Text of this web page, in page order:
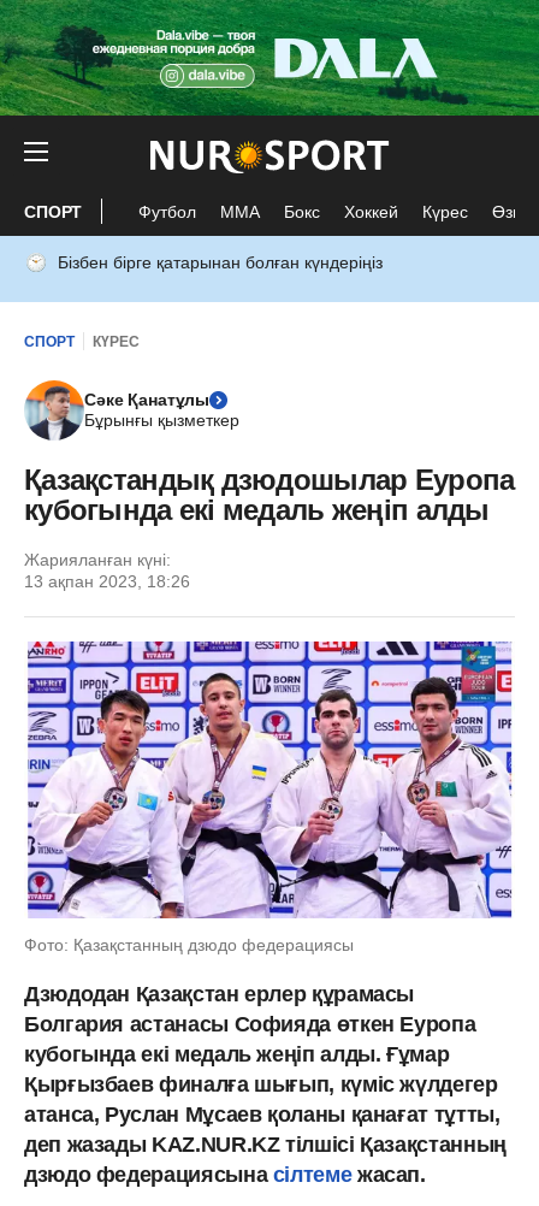
СПОРТ Футбол ММА Бокс Хоккей Күрес Өзге
Бізбен бірге қатарынан болған күндеріңіз
СПОРТ КҮРЕС
Сәке Қанатұлы
Бұрынғы қызметкер
Қазақстандық дзюдошылар Еуропа
кубогында екі медаль жеңіп алды
Жарияланған күні:
13 ақпан 2023, 18:26
Фото: Қазақстанның дзюдо федерациясы
Дзюдодан Қазақстан ерлер құрамасы
Болгария астанасы Софияда өткен Еуропа
кубогында екі медаль жеңіп алды. Ғұмар
Қырғызбаев финалға шығып, күміс жүлдегер
атанса, Руслан Мұсаев қоланы қанағат тұтты,
деп жазады KAZ.NUR.KZ тілшісі Қазақстанның
дзюдо федерациясына сілтемежасап.